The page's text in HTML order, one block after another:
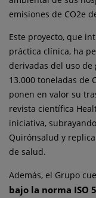
emisiones de CO2e
Este proyecto, que
práctica clínica, ha
derivadas del uso de
13.000 toneladas de
ponen en valor su
revista científica
iniciativa,
Quirónsalud y
de salud.
Además, el Grupo
bajo la norma ISO